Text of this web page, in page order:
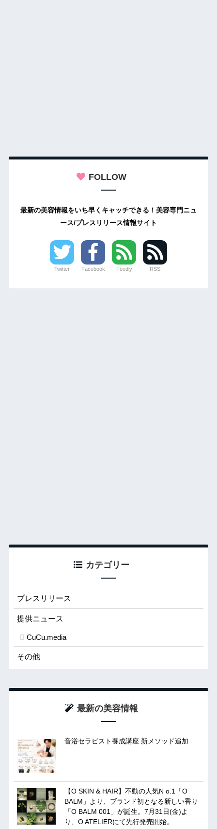
FOLLOW
最新の美容情報をいち早くキャッチできる！美容専門ニュ
ース/プレスリリース情報サイト
Twitter Facebook Feedly RSS
カテゴリー
プレスリリース
提供ニュース
CuCu.media
その他
最新の美容情報
音浴セラピスト養成講座 新メソッド追加
【O SKIN & HAIR】不動の人気N o.1「O
BALM」より、ブランド初となる新しい香り
「O BALM 001」が誕生。7月31日(金)よ
り、O ATELIERにて先行発売開始。